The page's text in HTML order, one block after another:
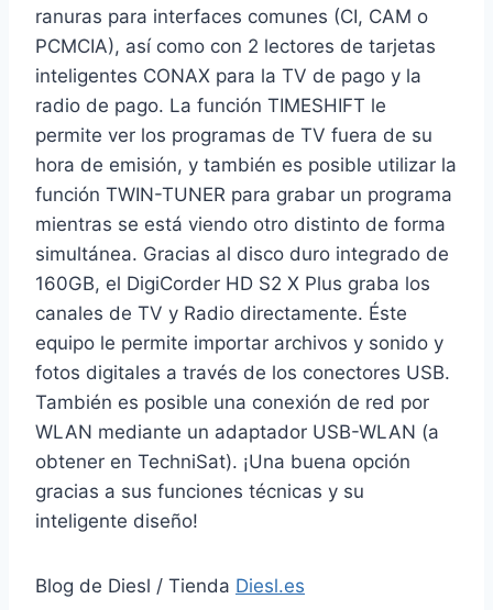
ranuras para interfaces comunes (CI, CAM o
PCMCIA), así como con 2 lectores de tarjetas
inteligentes CONAX para la TV de pago y la
radio de pago. La función TIMESHIFT le
permite ver los programas de TV fuera de su
hora de emisión, y también es posible utilizar la
función TWIN-TUNER para grabar un programa
mientras se está viendo otro distinto de forma
simultánea. Gracias al disco duro integrado de
160GB, el DigiCorder HD S2 X Plus graba los
canales de TV y Radio directamente. Éste
equipo le permite importar archivos y sonido y
fotos digitales a través de los conectores USB.
También es posible una conexión de red por
WLAN mediante un adaptador USB-WLAN (a
obtener en TechniSat). ¡Una buena opción
gracias a sus funciones técnicas y su
inteligente diseño!
Blog de Diesl / Tienda Diesl.es